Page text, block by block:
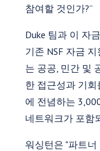
참여할 것인가?”
Duke 팀과 이 자
기존 NSF 자금
는 공공, 민간 및
한 접근성과 기회
에 전념하는
네트워크가 포함
워싱턴은 "파트